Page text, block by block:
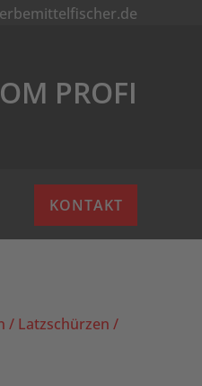
PROFI
KONTAKT
/ Latzschürzen /